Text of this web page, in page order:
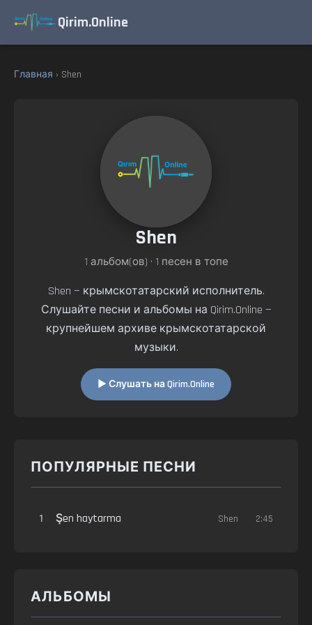
Qirim.Online
Главная › Shen
Shen
1 альбом(ов) • 1 песен в топе
Shen — крымскотатарский исполнитель.
Слушайте песни и альбомы на Qirim.Online —
крупнейшем архиве крымскотатарской
музыки.
▶ Слушать на Qirim.Online
ПОПУЛЯРНЫЕ ПЕСНИ
1 Şen haytarma Shen 2:45
АЛЬБОМЫ